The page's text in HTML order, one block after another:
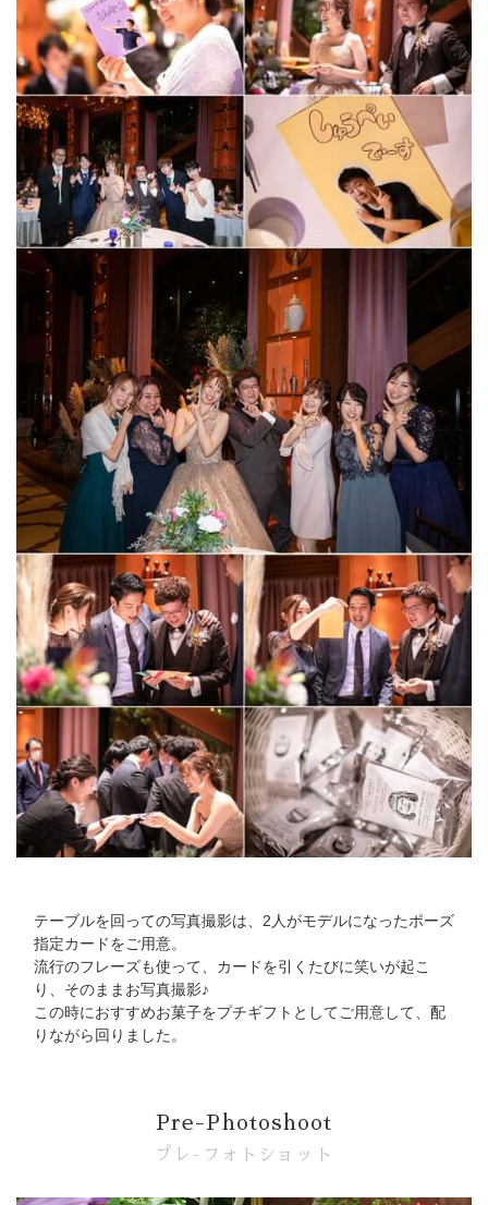
テーブルを回っての写真撮影は、2人がモデルになったポーズ
指定カードをご用意。
流行のフレーズも使って、カードを引くたびに笑いが起こ
り、そのままお写真撮影♪
この時におすすめお菓子をプチギフトとしてご用意して、配
りながら回りました。
Pre-Photoshoot
プレ-フォトショット